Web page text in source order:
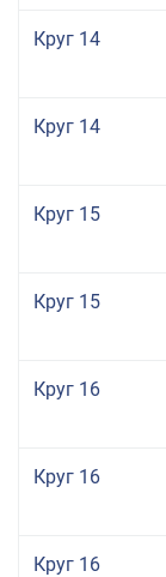
Круг 14
Круг 14
Круг 15
Круг 15
Круг 16
Круг 16
Круг 16